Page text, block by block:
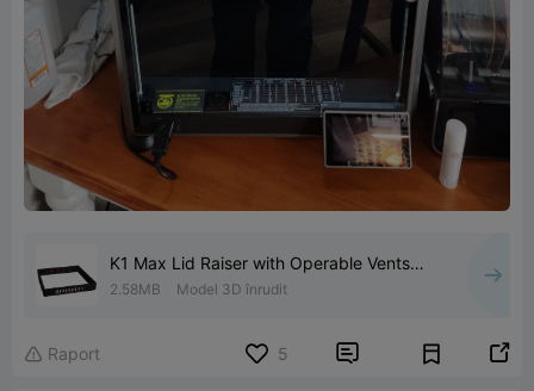
K1 Max Lid Raiser with Operable Vents
and O'Ring Seal
2.58MB Model 3D înrudit
 Raport 5  